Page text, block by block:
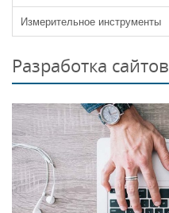
Измерительное инструменты
Разработка сайтов